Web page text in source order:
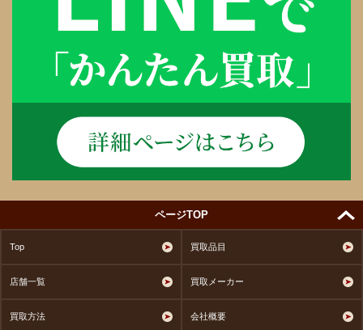
ページTOP
Top 買取品目
店舗一覧 買取メーカー
買取方法 会社概要